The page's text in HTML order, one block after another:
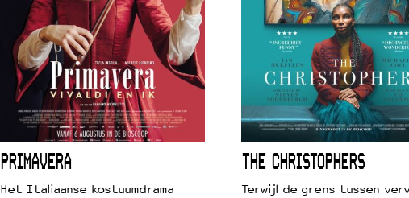
PRIMAVERA
Het Italiaanse kostuumdrama
THE CHRISTOPHERS
Terwijl de grens tussen